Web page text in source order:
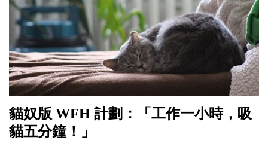
貓奴版 WFH 計劃：「工作一小時，吸
貓五分鐘！」